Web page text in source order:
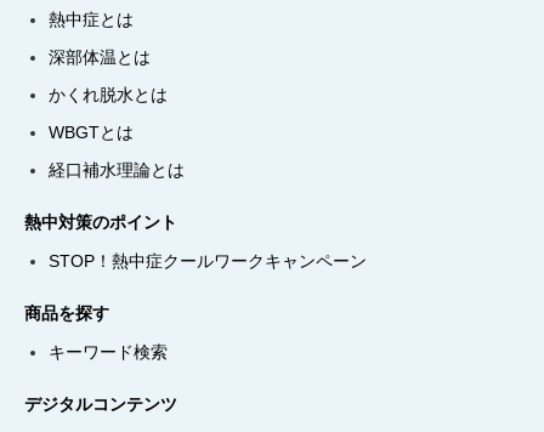
熱中症とは
深部体温とは
かくれ脱水とは
WBGTとは
経口補水理論とは
熱中対策のポイント
STOP！熱中症クールワークキャンペーン
商品を探す
キーワード検索
デジタルコンテンツ